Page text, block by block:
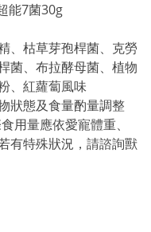
7菌30g
、枯草芽孢桿菌、克勞
菌、布拉酵母菌、植物
、紅蘿蔔風味
狀態及食量酌量調整
用量應依愛寵體重、
有特殊狀況，請諮詢獸